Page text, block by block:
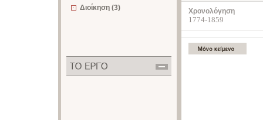
Διοίκηση (3)
Χρονολόγηση
1774-1859